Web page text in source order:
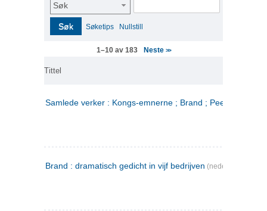
Søk
Søk Søketips Nullstill
1–10 av 183 Neste >>
Tittel
Samlede verker : Kongs-emnerne ; Brand ; Peer Gynt. 2
Brand : dramatisch gedicht in vijf bedrijven (nederlandsk)